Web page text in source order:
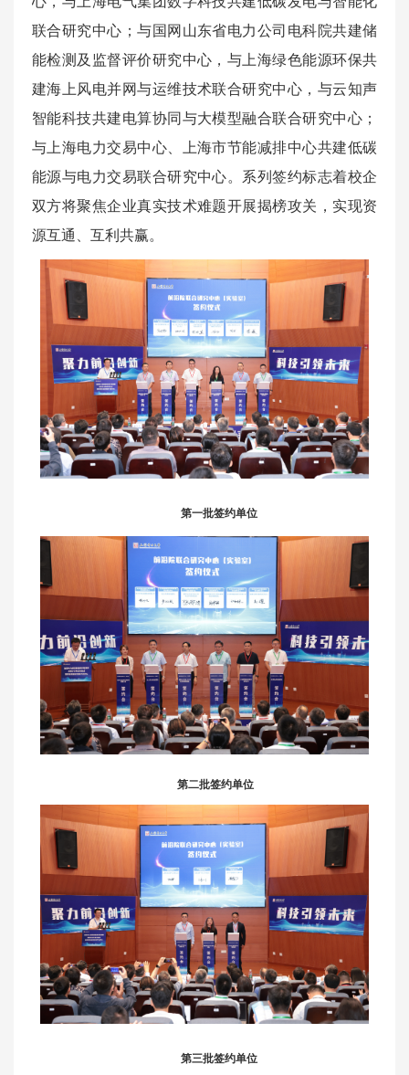
联合研究中心；与国网山东省电力公司电科院共建储
能检测及监督评价研究中心，与上海绿色能源环保共
建海上风电并网与运维技术联合研究中心，与云知声
智能科技共建电算协同与大模型融合联合研究中心；
与上海电力交易中心、上海市节能减排中心共建低碳
能源与电力交易联合研究中心。系列签约标志着校企
双方将聚焦企业真实技术难题开展揭榜攻关，实现资
源互通、互利共赢。
第一批签约单位
第二批签约单位
第三批签约单位